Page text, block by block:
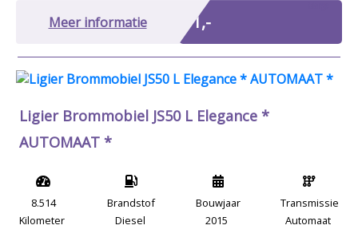
Meer informatie € 1,-
Ligier Brommobiel JS50 L Elegance *
AUTOMAAT *
8.514
Kilometer
Brandstof
Diesel
Bouwjaar
2015
Transmissie
Automaat